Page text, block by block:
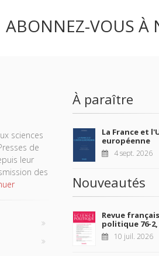
ABONNEZ-VOUS À
sciences
de
leur
des
À paraître
La France et
européenne
4 sept. 2026
Nouveautés
Revue
politique 76-
10 juil. 2026